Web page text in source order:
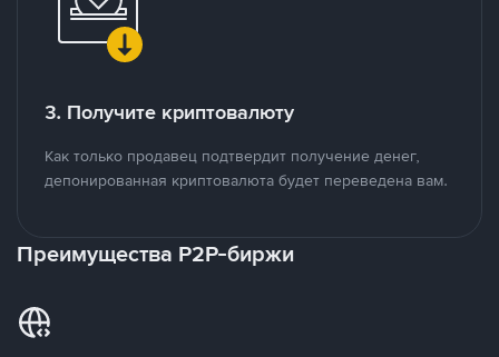
3. Получите криптовалюту
Как только продавец подтвердит получение денег,
депонированная криптовалюта будет переведена вам.
Преимущества P2P-биржи